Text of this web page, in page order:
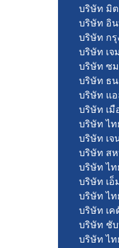
บริษัท มิ
บริษัท อิ
บริษัท กรุ
บริษัท เจ
บริษัท ซ
บริษัท ธ
บริษัท แอ
บริษัท เมื
บริษัท ไ
บริษัท เจ
บริษัท ส
บริษัท ไท
บริษัท เอ็
บริษัท ไ
บริษัท เค
บริษัท ชั
บริษัท ไท